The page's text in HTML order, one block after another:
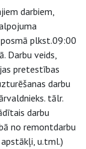
darbiem,
plkst.09:00
Darbu veids,
pretestības
darbu
tālr.
darbu
no remontdarbu
u.tml.)